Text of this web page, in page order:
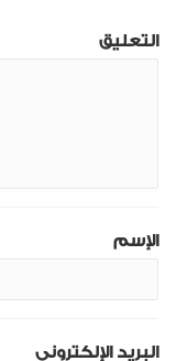
التعليق
الإسم
البريد الإلكتروني